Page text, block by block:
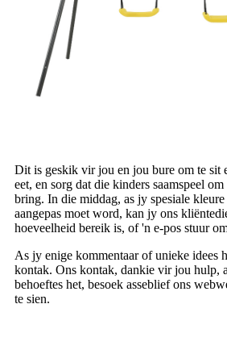
Dit is geskik vir jou en jou bure om te sit
eet, en sorg dat die kinders saamspeel
bring. In die middag, as jy spesiale
aangepas moet word, kan jy ons
hoeveelheid bereik is, of 'n e-pos stuur
As jy enige kommentaar of unieke idees
kontak. Ons kontak, dankie vir jou hulp,
behoeftes het, besoek asseblief ons
te sien.